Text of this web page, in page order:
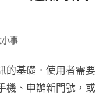
小事
的基礎。使用者需要
機、申辦新門號，或